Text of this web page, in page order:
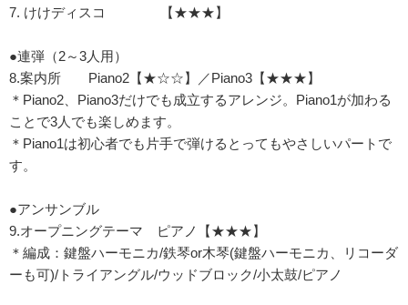
7. けけディスコ 【★★★】
●連弾（2～3人用）
8.案内所 Piano2【★☆☆】／Piano3【★★★】
＊Piano2、Piano3だけでも成立するアレンジ。Piano1が加わる
ことで3人でも楽しめます。
＊Piano1は初心者でも片手で弾けるとってもやさしいパートで
す。
●アンサンブル
9.オープニングテーマ ピアノ【★★★】
＊編成：鍵盤ハーモニカ/鉄琴or木琴(鍵盤ハーモニカ、リコーダ
ーも可)/トライアングル/ウッドブロック/小太鼓/ピアノ